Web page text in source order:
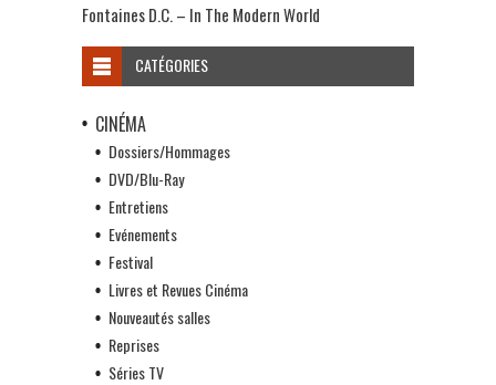
Fontaines D.C. – In The Modern World
CATÉGORIES
CINÉMA
Dossiers/Hommages
DVD/Blu-Ray
Entretiens
Evénements
Festival
Livres et Revues Cinéma
Nouveautés salles
Reprises
Séries TV